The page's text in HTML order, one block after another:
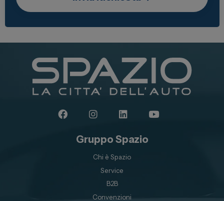
Gruppo Spazio
Chi è Spazio
Service
B2B
Convenzioni